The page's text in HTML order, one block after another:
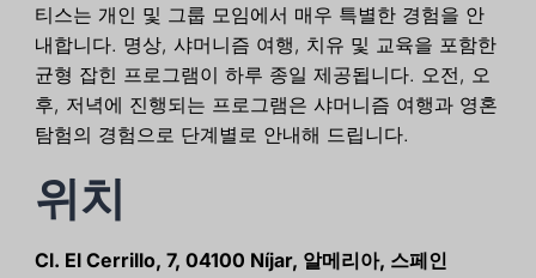
티스는 개인 및 그룹 모임에서 매우 특별한 경험을 안
내합니다. 명상, 샤머니즘 여행, 치유 및 교육을 포함한
균형 잡힌 프로그램이 하루 종일 제공됩니다. 오전, 오
후, 저녁에 진행되는 프로그램은 샤머니즘 여행과 영혼
탐험의 경험으로 단계별로 안내해 드립니다.
위치
Cl. El Cerrillo, 7, 04100 Níjar, 알메리아, 스페인